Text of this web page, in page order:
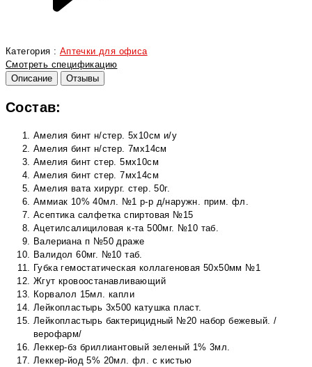
Категория : Аптечки для офиса
Смотреть спецификацию
Описание
Отзывы
Состав:
Амелия бинт н/стер. 5х10см и/у
Амелия бинт н/стер. 7мх14см
Амелия бинт стер. 5мх10см
Амелия бинт стер. 7мх14см
Амелия вата хирург. стер. 50г.
Аммиак 10% 40мл. №1 р-р д/наружн. прим. фл.
Асептика салфетка спиртовая №15
Ацетилсалициловая к-та 500мг. №10 таб.
Валериана п №50 драже
Валидол 60мг. №10 таб.
Губка гемостатическая коллагеновая 50х50мм №1
Жгут кровоостанавливающий
Корвалол 15мл. капли
Лейкопластырь 3х500 катушка пласт.
Лейкопластырь бактерицидный №20 набор бежевый. /
верофарм/
Леккер-бз бриллиантовый зеленый 1% 3мл.
Леккер-йод 5% 20мл. фл. с кистью